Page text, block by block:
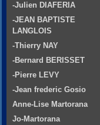
-Julien DIAFERIA
-JEAN BAPTISTE
LANGLOIS
-Thierry NAY
-Bernard BERISSET
-Pierre LEVY
-Jean frederic Gosio
Anne-Lise Martorana
Jo-Martorana